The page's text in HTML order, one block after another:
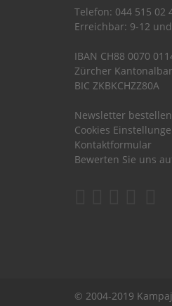
Telefon: 044 515 02
Erreichbar: 9-12
IBAN CH88 0070
Zürcher
BIC ZKBKCHZZ80A
Newsletter bestellen
Cookies
Kontaktformular
Bewerten Sie uns
© 2004-2019